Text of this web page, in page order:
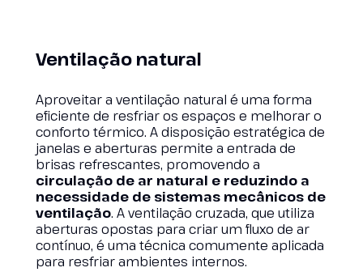
Ventilação natural
Aproveitar a ventilação natural é uma forma
eficiente de resfriar os espaços e melhorar o
conforto térmico. A disposição estratégica de
janelas e aberturas permite a entrada de
brisas refrescantes, promovendo a
circulação de ar natural e reduzindo a
necessidade de sistemas mecânicos de
ventilação. A ventilação cruzada, que utiliza
aberturas opostas para criar um fluxo de ar
contínuo, é uma técnica comumente aplicada
para resfriar ambientes internos.